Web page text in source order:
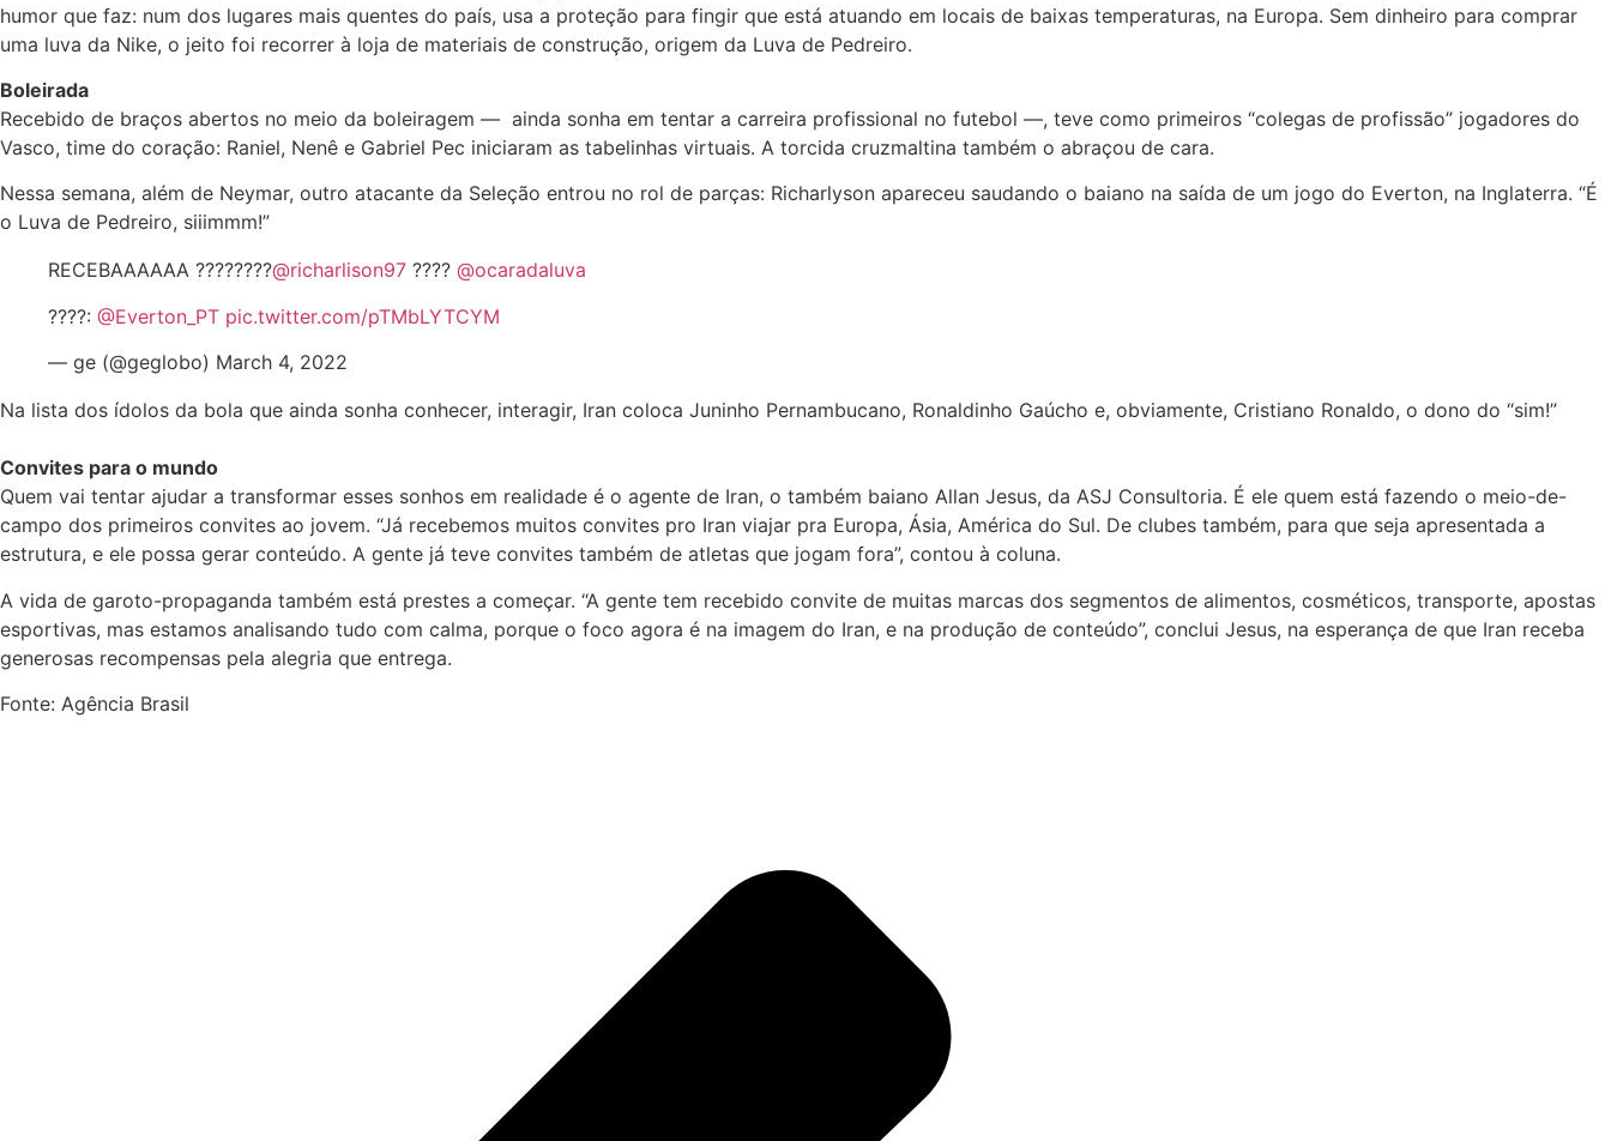
humor que faz: num dos lugares mais quentes do país, usa a proteção para fingir que está atuando em locais de baixas temperaturas, na Europa. Sem dinheiro para comprar
uma luva da Nike, o jeito foi recorrer à loja de materiais de construção, origem da Luva de Pedreiro.
Boleirada
Recebido de braços abertos no meio da boleiragem — ainda sonha em tentar a carreira profissional no futebol —, teve como primeiros “colegas de profissão” jogadores do
Vasco, time do coração: Raniel, Nenê e Gabriel Pec iniciaram as tabelinhas virtuais. A torcida cruzmaltina também o abraçou de cara.
Nessa semana, além de Neymar, outro atacante da Seleção entrou no rol de parças: Richarlyson apareceu saudando o baiano na saída de um jogo do Everton, na Inglaterra. “É
o Luva de Pedreiro, siiimmm!”
RECEBAAAAAA ????????@richarlison97 ???? @ocaradaluva
????: @Everton_PT pic.twitter.com/pTMbLYTCYM
— ge (@geglobo) March 4, 2022
Na lista dos ídolos da bola que ainda sonha conhecer, interagir, Iran coloca Juninho Pernambucano, Ronaldinho Gaúcho e, obviamente, Cristiano Ronaldo, o dono do “sim!”
Convites para o mundo
Quem vai tentar ajudar a transformar esses sonhos em realidade é o agente de Iran, o também baiano Allan Jesus, da ASJ Consultoria. É ele quem está fazendo o meio-de-
campo dos primeiros convites ao jovem. “Já recebemos muitos convites pro Iran viajar pra Europa, Ásia, América do Sul. De clubes também, para que seja apresentada a
estrutura, e ele possa gerar conteúdo. A gente já teve convites também de atletas que jogam fora”, contou à coluna.
A vida de garoto-propaganda também está prestes a começar. “A gente tem recebido convite de muitas marcas dos segmentos de alimentos, cosméticos, transporte, apostas
esportivas, mas estamos analisando tudo com calma, porque o foco agora é na imagem do Iran, e na produção de conteúdo”, conclui Jesus, na esperança de que Iran receba
generosas recompensas pela alegria que entrega.
Fonte: Agência Brasil